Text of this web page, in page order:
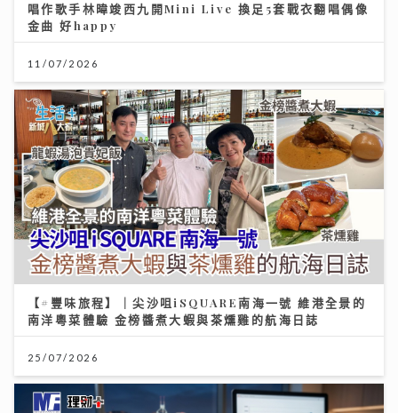
唱作歌手林暐竣西九開Mini Live 換足5套戰衣翻唱偶像
金曲 好happy
11/07/2026
【#豐味旅程】｜尖沙咀iSQUARE南海一號 維港全景的
南洋粵菜體驗 金榜醬煮大蝦與茶燻雞的航海日誌
25/07/2026